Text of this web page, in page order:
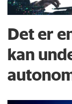
Det er
kan